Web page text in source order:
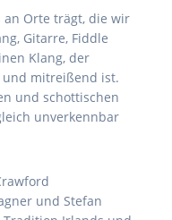
an Orte trägt, die wir
Gitarre, Fiddle
Klang, der
mitreißend ist.
und schottischen
unverkennbar
und Stefan